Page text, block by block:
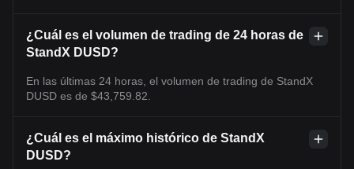
¿Cuál es el volumen de trading de 24 horas de
StandX DUSD?
En las últimas 24 horas, el volumen de trading de StandX
DUSD es de $43,759.82.
¿Cuál es el máximo histórico de StandX
DUSD?